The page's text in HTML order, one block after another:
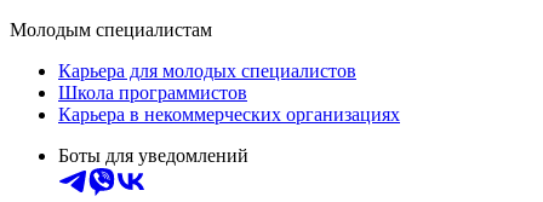
Молодым специалистам
Карьера для молодых специалистов
Школа программистов
Карьера в некоммерческих организациях
Боты для уведомлений